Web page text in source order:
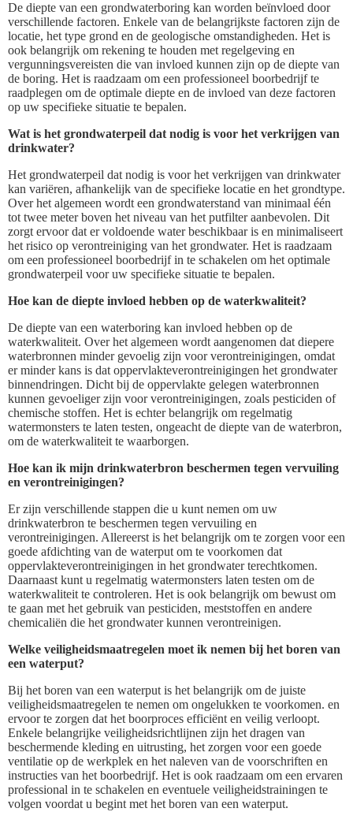
De diepte van een grondwaterboring kan worden beïnvloed door
verschillende factoren. Enkele van de belangrijkste factoren zijn de
locatie, het type grond en de geologische omstandigheden. Het is
ook belangrijk om rekening te houden met regelgeving en
vergunningsvereisten die van invloed kunnen zijn op de diepte van
de boring. Het is raadzaam om een professioneel boorbedrijf te
raadplegen om de optimale diepte en de invloed van deze factoren
op uw specifieke situatie te bepalen.
Wat is het grondwaterpeil dat nodig is voor het verkrijgen van
drinkwater?
Het grondwaterpeil dat nodig is voor het verkrijgen van drinkwater
kan variëren, afhankelijk van de specifieke locatie en het grondtype.
Over het algemeen wordt een grondwaterstand van minimaal één
tot twee meter boven het niveau van het putfilter aanbevolen. Dit
zorgt ervoor dat er voldoende water beschikbaar is en minimaliseert
het risico op verontreiniging van het grondwater. Het is raadzaam
om een professioneel boorbedrijf in te schakelen om het optimale
grondwaterpeil voor uw specifieke situatie te bepalen.
Hoe kan de diepte invloed hebben op de waterkwaliteit?
De diepte van een waterboring kan invloed hebben op de
waterkwaliteit. Over het algemeen wordt aangenomen dat diepere
waterbronnen minder gevoelig zijn voor verontreinigingen, omdat
er minder kans is dat oppervlakteverontreinigingen het grondwater
binnendringen. Dicht bij de oppervlakte gelegen waterbronnen
kunnen gevoeliger zijn voor verontreinigingen, zoals pesticiden of
chemische stoffen. Het is echter belangrijk om regelmatig
watermonsters te laten testen, ongeacht de diepte van de waterbron,
om de waterkwaliteit te waarborgen.
Hoe kan ik mijn drinkwaterbron beschermen tegen vervuiling
en verontreinigingen?
Er zijn verschillende stappen die u kunt nemen om uw
drinkwaterbron te beschermen tegen vervuiling en
verontreinigingen. Allereerst is het belangrijk om te zorgen voor een
goede afdichting van de waterput om te voorkomen dat
oppervlakteverontreinigingen in het grondwater terechtkomen.
Daarnaast kunt u regelmatig watermonsters laten testen om de
waterkwaliteit te controleren. Het is ook belangrijk om bewust om
te gaan met het gebruik van pesticiden, meststoffen en andere
chemicaliën die het grondwater kunnen verontreinigen.
Welke veiligheidsmaatregelen moet ik nemen bij het boren van
een waterput?
Bij het boren van een waterput is het belangrijk om de juiste
veiligheidsmaatregelen te nemen om ongelukken te voorkomen. en
ervoor te zorgen dat het boorproces efficiënt en veilig verloopt.
Enkele belangrijke veiligheidsrichtlijnen zijn het dragen van
beschermende kleding en uitrusting, het zorgen voor een goede
ventilatie op de werkplek en het naleven van de voorschriften en
instructies van het boorbedrijf. Het is ook raadzaam om een ervaren
professional in te schakelen en eventuele veiligheidstrainingen te
volgen voordat u begint met het boren van een waterput.